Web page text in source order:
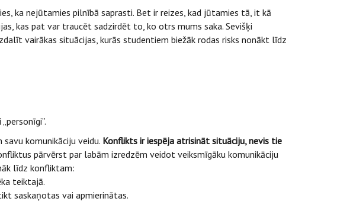
ka nejūtamies pilnībā saprasti. Bet ir reizes, kad jūtamies tā, it kā
kas pat var traucēt sadzirdēt to, ko otrs mums saka. Sevišķi
vairākas situācijas, kurās studentiem biežāk rodas risks nonākt līdz
komunikāciju veidu. Konflikts ir iespēja atrisināt situāciju, nevis tie
pārvērst par labām izredzēm veidot veiksmīgāku komunikāciju
līdz konfliktam:
teiktajā.
saskaņotas vai apmierinātas.